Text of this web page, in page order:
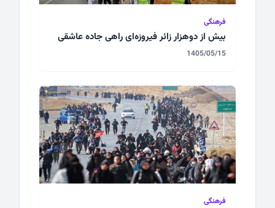
فرهنگی
بیش از دوهزار زائر فیروزه‌ای راهی جاده عاشقی
1405/05/15
فرهنگی